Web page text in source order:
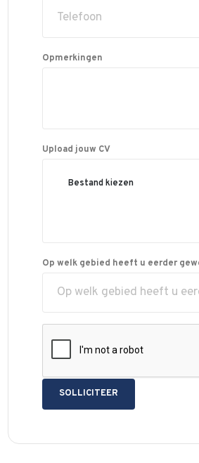
Opmerkingen
Upload jouw CV
Bestand kiezen
Op welk gebied heeft u eerder